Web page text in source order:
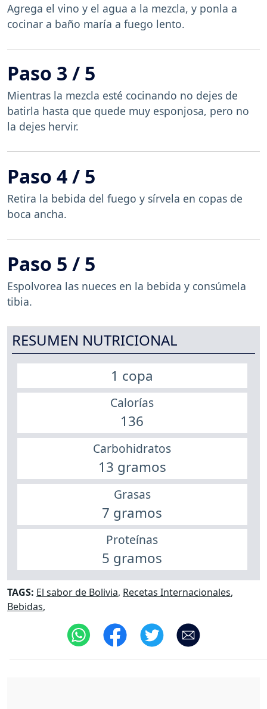
Agrega el vino y el agua a la mezcla, y ponla a
cocinar a baño maría a fuego lento.
Paso 3 / 5
Mientras la mezcla esté cocinando no dejes de
batirla hasta que quede muy esponjosa, pero no
la dejes hervir.
Paso 4 / 5
Retira la bebida del fuego y sírvela en copas de
boca ancha.
Paso 5 / 5
Espolvorea las nueces en la bebida y consúmela
tibia.
RESUMEN NUTRICIONAL
1 copa
Calorías
136
Carbohidratos
13 gramos
Grasas
7 gramos
Proteínas
5 gramos
TAGS: El sabor de Bolivia, Recetas Internacionales,
Bebidas,